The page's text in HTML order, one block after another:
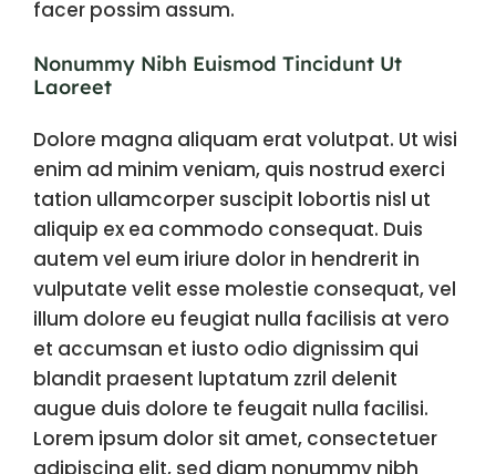
facer possim assum.
Nonummy Nibh Euismod Tincidunt Ut
Laoreet
Dolore magna aliquam erat volutpat. Ut wisi
enim ad minim veniam, quis nostrud exerci
tation ullamcorper suscipit lobortis nisl ut
aliquip ex ea commodo consequat. Duis
autem vel eum iriure dolor in hendrerit in
vulputate velit esse molestie consequat, vel
illum dolore eu feugiat nulla facilisis at vero
et accumsan et iusto odio dignissim qui
blandit praesent luptatum zzril delenit
augue duis dolore te feugait nulla facilisi.
Lorem ipsum dolor sit amet, consectetuer
adipiscing elit, sed diam nonummy nibh